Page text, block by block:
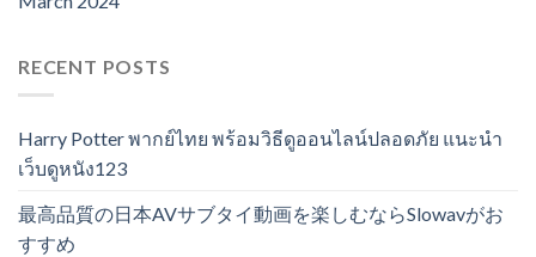
RECENT POSTS
Harry Potter พากย์ไทย พร้อมวิธีดูออนไลน์ปลอดภัย แนะนำ
เว็บดูหนัง123
最高品質の日本AVサブタイ動画を楽しむならSlowavがお
すすめ